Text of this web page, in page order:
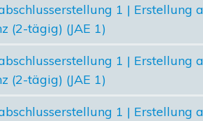
1 | Erstellung
(2-tägig) (JAE 1)
1 | Erstellung
(2-tägig) (JAE 1)
1 | Erstellung